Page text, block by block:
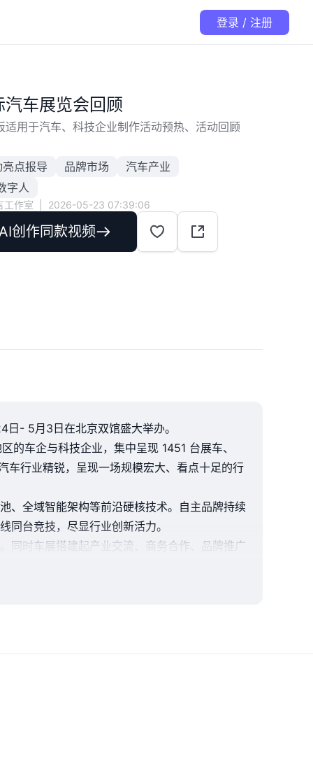
登录 / 注册
汽车展览会回顾
适用于汽车、科技企业制作活动预热、活动回顾
点报导 品牌市场
汽车产业
字人
工作室 2026-05-23 07:39:06
创作同款视频
- 5月3日在北京双馆盛大举办。
车企与科技企业，集中呈现 1451 台展车、
车行业精锐，呈现一场规模宏大、看点十足的行
、全域智能架构等前沿硬核技术。自主品牌持续
台竞技，尽显行业创新活力。
同时车展搭建起产业交流、商务合作、品牌推广